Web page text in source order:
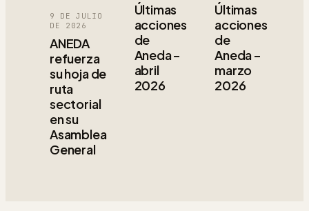
9 DE JULIO
DE 2026
ANEDA
refuerza
su hoja de
ruta
sectorial
en su
Asamblea
General
Últimas
acciones
de
Aneda –
abril
2026
Últimas
acciones
de
Aneda –
marzo
2026